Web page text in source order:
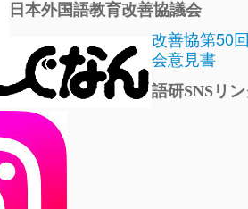
日本外国語教育改善協議会
改善協第50
会意見書
語研SNSリ